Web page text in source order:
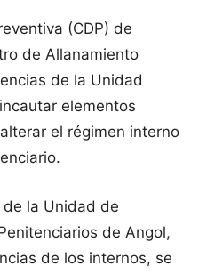
(CDP) de
de Allanamiento
de la Unidad
elementos
el régimen interno
de la Unidad de
de Angol,
de los internos, se